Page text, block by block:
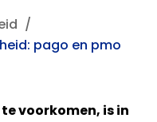
pago en pmo
te voorkomen, is in